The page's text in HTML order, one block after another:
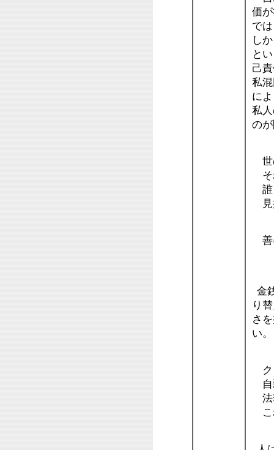
価
で
し
と
己
私
に
私
の
世
そ
誰
見
善
金
り
さ
い。
ク
自
法
こ